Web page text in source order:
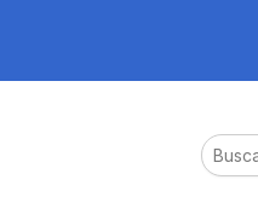
Search